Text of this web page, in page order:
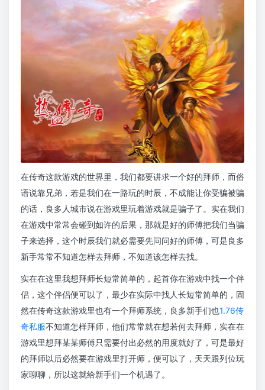
在传奇这款游戏的世界里，我们都要讲求一个好的拜师，而俗
语说靠兄弟，若是我们在一路玩的时辰，不成能让你受骗被骗
的话，良多人城市说在游戏里玩着游戏就是骗子了。实在我们
在游戏中常常会碰到如许的后果，那就是好的师傅把我们当骗
子来选择，这个时辰我们就必需要先问问好的师傅，可是良多
新手常常不知道怎样去拜师，不知道该怎样去找。
实在在这里我想拜师长短常简单的，起首你在游戏中找一个伴
侣，这个伴侣便可以了，最少在实际中找人长短常简单的，固
然在传奇这款游戏里也有一个拜师系统，良多新手们也1.76传
奇私服不知道怎样拜师，他们常常就在想若何去拜师，实在在
游戏里想拜某某师傅只需要付出必然的用度就好了，可是最好
的拜师以后必然要在游戏里打开师，便可以了，天天跟列位玩
家聊聊，所以这就给新手们一个机遇了。